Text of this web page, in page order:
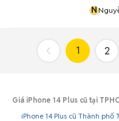
N
1 2
Giá iPhone 14 Plus cũ tại
iPhone 14 Plus cũ Thành phố